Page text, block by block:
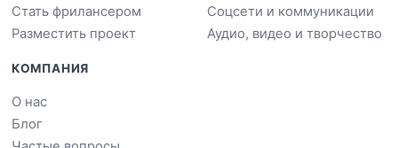
Стать фрилансером
Разместить проект
Соцсети и коммуникации
Аудио, видео и творчество
КОМПАНИЯ
О нас
Блог